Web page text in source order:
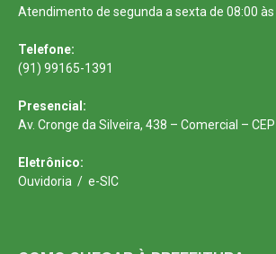
Atendimento de segunda a sexta de 08:00 às
Telefone:
(91) 99165-1391
Presencial:
Av. Cronge da Silveira, 438 – Comercial –
Eletrônico:
Ouvidoria / e-SIC